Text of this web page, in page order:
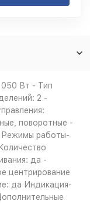
Вт - Тип
2 -
поворотные -
Режимы работы-
да -
центрирование
да Индикация-